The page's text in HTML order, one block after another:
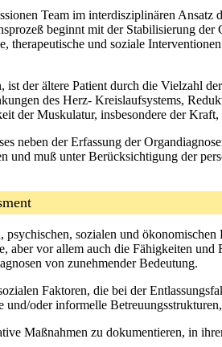
Team im interdisziplinären
beginnt mit der Stabilisierung
therapeutische und soziale
der ältere Patient durch die Vielzahl
des Herz- Kreislaufsystems,
der Muskulatur, insbesondere der
neben der Erfassung der
und muß unter Berücksichtigung der
sozialen und
aber vor allem auch die Fähigkeiten
von zunehmender Bedeutung.
Faktoren, die bei der
oder informelle
Maßnahmen zu dokumentieren, in